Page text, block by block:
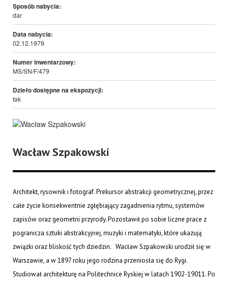
Sposób nabycia:
dar
Data nabycia:
02.12.1979
Numer inwentarzowy:
MS/SN/F/479
Dzieło dostępne na ekspozycji:
tak
Wacław Szpakowski
Architekt, rysownik i fotograf. Prekursor abstrakcji geometrycznej, przez
całe życie konsekwentnie zgłębiający zagadnienia rytmu, systemów
zapisów oraz geometrii przyrody. Pozostawił po sobie liczne prace z
pogranicza sztuki abstrakcyjnej, muzyki i matematyki, które ukazują
związki oraz bliskość tych dziedzin. Wacław Szpakowski urodził się w
Warszawie, a w 1897 roku jego rodzina przeniosła się do Rygi.
Studiował architekturę na Politechnice Ryskiej w latach 1902-19011. Po